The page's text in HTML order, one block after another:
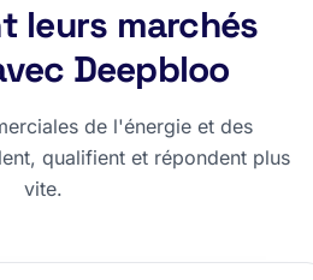
leurs marchés
Deepbloo
de l'énergie et des
qualifient et répondent plus
vite.